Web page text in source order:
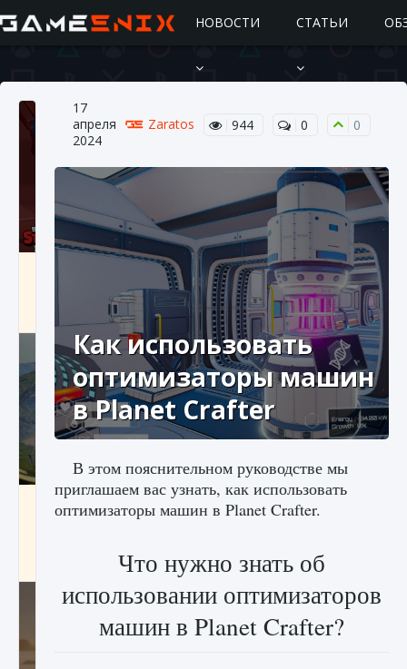
НОВОСТИ СТАТЬИ
Подробное руководство по получению
самоцветов Brawl Stars
10 августа 2024 2 685 0 1
Как исправить ошибку Palworld «Идет
сохранение мира — Невозможно начать
9 августа 2024 2 511 0
17
апреля
2024
Zaratos 944 0 0
Как использовать
оптимизаторы машин
в Planet Crafter
В этом пояснительном руководстве мы
приглашаем вас узнать, как использовать
оптимизаторы машин в Planet Crafter.
Что нужно знать об
использовании оптимизаторов
машин в Planet Crafter?